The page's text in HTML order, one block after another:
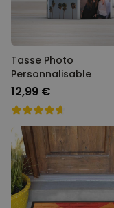
Tasse Photo
Personnalisable
12,99 €